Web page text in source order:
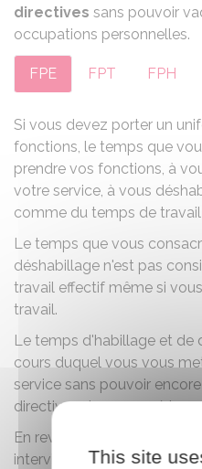
directives sans pouvoir
occupations personnelles.
FPE FPT FPH
Si vous devez porter un
fonctions, le temps que
prendre vos fonctions, à
votre service, à vous
comme du temps de
Le temps que vous
déshabillage n'est pas
travail effectif même si
travail.
Le temps d'habillage et de
cours duquel vous vous
service sans pouvoir
directives de vos supérieurs.
En revanche, si un temps
intervient
alors que vous
This site